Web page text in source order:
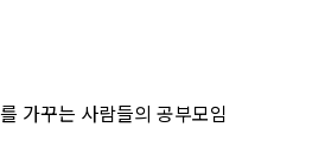
가꾸는 사람들의 공부모임